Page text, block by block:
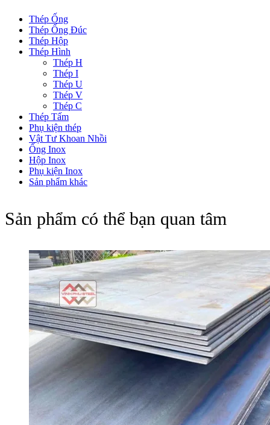
Thép Ống
Thép Ống Đúc
Thép Hộp
Thép Hình
Thép H
Thép I
Thép U
Thép V
Thép C
Thép Tấm
Phụ kiện thép
Vật Tư Khoan Nhồi
Ống Inox
Hộp Inox
Phụ kiện Inox
Sản phẩm khác
Sản phẩm có thể bạn quan tâm